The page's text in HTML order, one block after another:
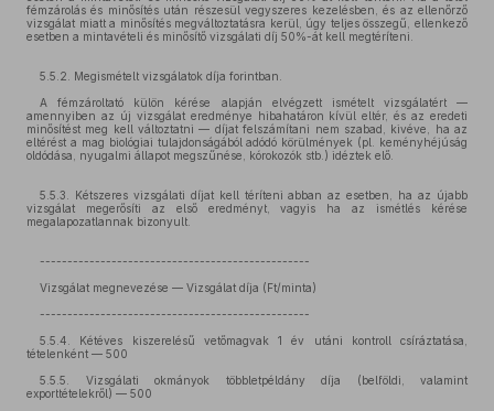
fémzárolás és minősítés után részesül vegyszeres kezelésben, és az ellenőrző
vizsgálat miatt a minősítés megváltoztatásra kerül, úgy teljes összegű, ellenkező
esetben a mintavételi és minősítő vizsgálati díj 50%-át kell megtéríteni.
5.5.2. Megismételt vizsgálatok díja forintban.
A fémzároltató külön kérése alapján elvégzett ismételt vizsgálatért —
amennyiben az új vizsgálat eredménye hibahatáron kívül eltér, és az eredeti
minősítést meg kell változtatni — díjat felszámítani nem szabad, kivéve, ha az
eltérést a mag biológiai tulajdonságából adódó körülmények (pl. keményhéjúság
oldódása, nyugalmi állapot megszűnése, kórokozók stb.) idéztek elő.
5.5.3. Kétszeres vizsgálati díjat kell téríteni abban az esetben, ha az újabb
vizsgálat megerősíti az első eredményt, vagyis ha az ismétlés kérése
megalapozatlannak bizonyult.
-------------------------------------------------
Vizsgálat megnevezése — Vizsgálat díja (Ft/minta)
-------------------------------------------------
5.5.4. Kétéves kiszerelésű vetőmagvak 1 év utáni kontroll csíráztatása,
tételenként — 500
5.5.5. Vizsgálati okmányok többletpéldány díja (belföldi, valamint
exporttételekről) — 500